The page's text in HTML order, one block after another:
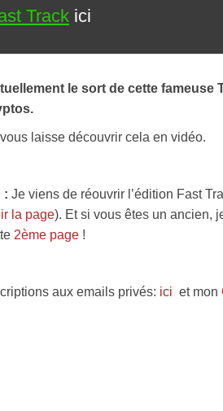
Track ici
le sort de cette fameuse
laisse découvrir cela en vidéo.
: Je viens de réouvrir l’édition Fast
la page). Et si vous êtes un ancien,
2ème page !
aux emails privés: ici et mon